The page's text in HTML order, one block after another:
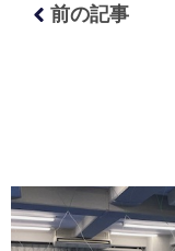
前の記事